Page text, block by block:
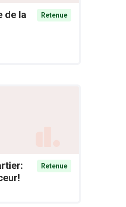
de la
Retenue
Retenue